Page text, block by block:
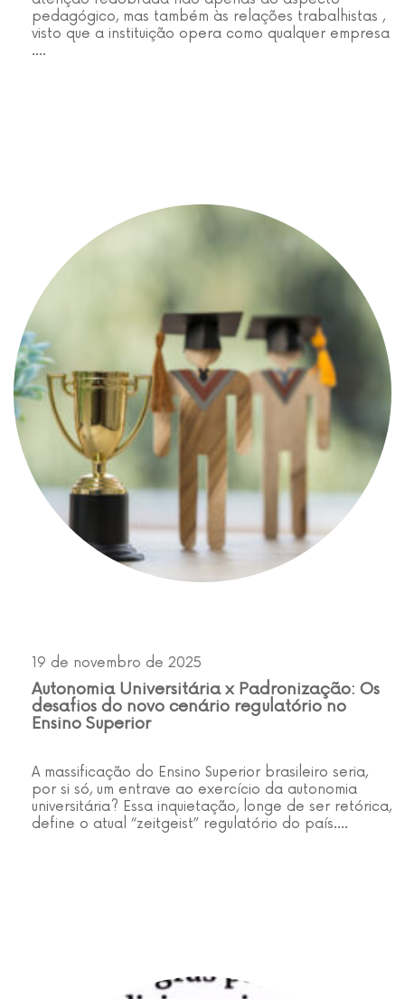
pedagógico, mas também às relações trabalhistas ,
visto que a instituição opera como qualquer empresa
.…
19 de novembro de 2025
Autonomia Universitária x Padronização: Os
desafios do novo cenário regulatório no
Ensino Superior
A massificação do Ensino Superior brasileiro seria,
por si só, um entrave ao exercício da autonomia
universitária? Essa inquietação, longe de ser retórica,
define o atual “zeitgeist” regulatório do país.…